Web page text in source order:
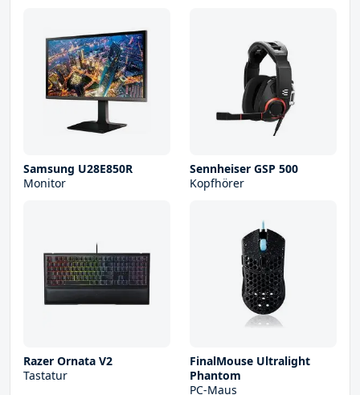
Samsung U28E850R
Monitor
Sennheiser GSP 500
Kopfhörer
Razer Ornata V2
Tastatur
FinalMouse Ultralight
Phantom
PC-Maus